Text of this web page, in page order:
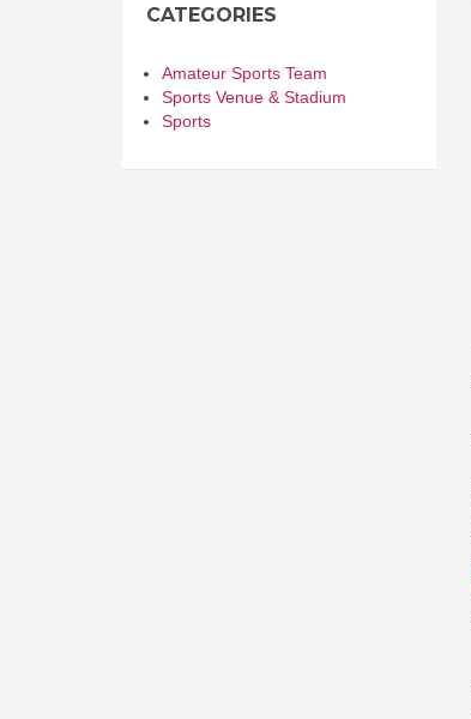
CATEGORIES
Amateur Sports Team
Sports Venue & Stadium
Sports